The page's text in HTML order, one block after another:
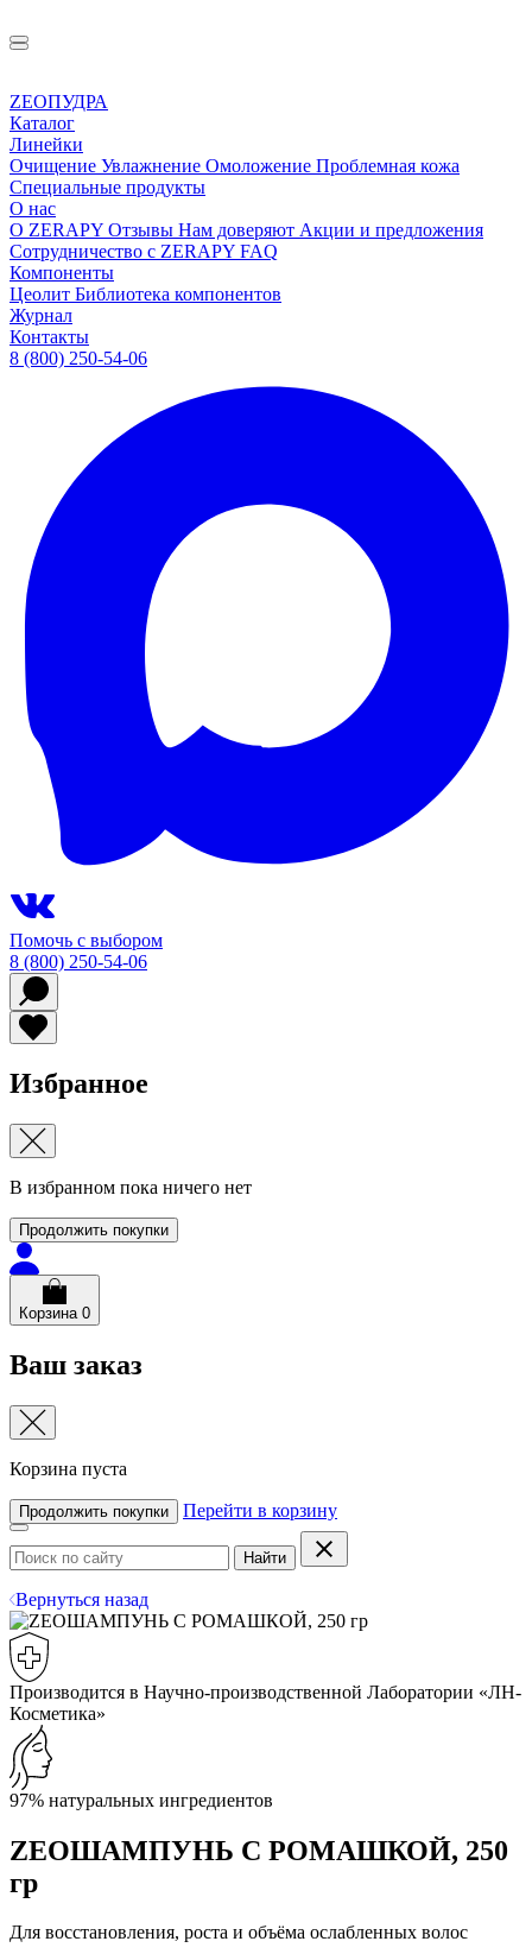
ZEOПУДРА
Каталог
Линейки
Очищение Увлажнение Омоложение Проблемная кожа
Специальные продукты
О нас
О ZERAPY Отзывы Нам доверяют Акции и предложения
Сотрудничество с ZERAPY FAQ
Компоненты
Цеолит Библиотека компонентов
Журнал
Контакты
8 (800) 250-54-06
Помочь с выбором
8 (800) 250-54-06
Избранное
В избранном пока ничего нет
Продолжить покупки
Корзина 0
Ваш заказ
Корзина пуста
Продолжить покупки Перейти в корзину
Найти
Вернуться назад
Производится в Научно-производственной Лаборатории «ЛН-
Косметика»
97% натуральных ингредиентов
ZEOШАМПУНЬ С РОМАШКОЙ, 250
гр
Для восстановления, роста и объёма ослабленных волос